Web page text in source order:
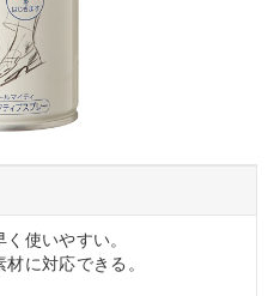
使いやすい。
に対応できる。